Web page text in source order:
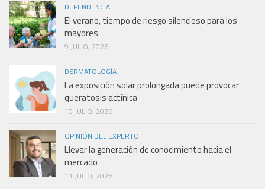
DEPENDENCIA
El verano, tiempo de riesgo silencioso para los
mayores
9 JULIO, 2026
DERMATOLOGÍA
La exposición solar prolongada puede provocar
queratosis actínica
10 JULIO, 2026
OPINIÓN DEL EXPERTO
Llevar la generación de conocimiento hacia el
mercado
11 JULIO, 2026